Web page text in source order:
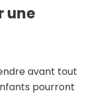
une
avant tout
pourront